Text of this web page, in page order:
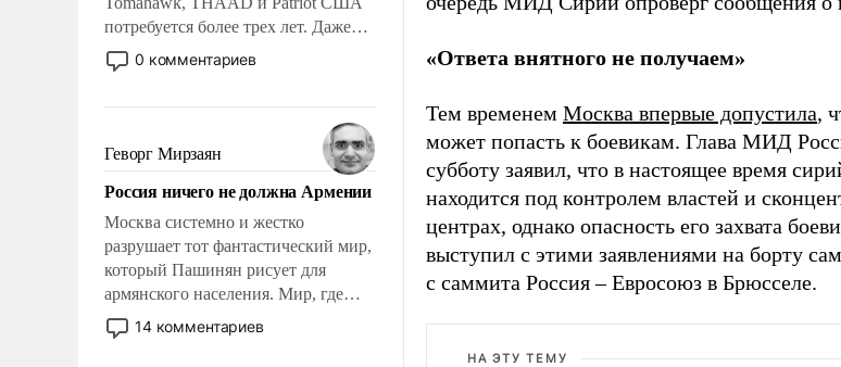
потребуется более трех лет. Даже
небольшая война с Ираном
опустошила американские
уязвимости США, например, перед
Китаем.
0 комментариев
Геворг Мирзаян
Россия ничего не должна Армении
Москва системно и жестко
разрушает тот фантастический мир,
который Пашинян рисует для
армянского населения. Мир, где
этому населению все должны
просто по определению, где его
14 комментариев
«Ответа внятного не получаем»
Тем временем Москва впервые допустила,
может попасть к боевикам. Глава МИД
субботу заявил, что в настоящее время
находится под контролем властей и
центрах, однако опасность его захвата
выступил с этими заявлениями на борту
с саммита Россия – Евросоюз в Брюсселе.
НА ЭТУ ТЕМУ